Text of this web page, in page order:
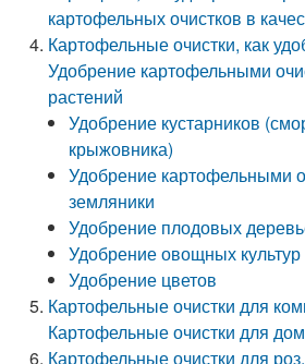
картофельных очистков в
Картофельные очистки, как
Удобрение картофельными
растений
Удобрение кустарников
крыжовника)
Удобрение картофельными
земляники
Удобрение плодовых
Удобрение овощных культур
Удобрение цветов
Картофельные очистки для
Картофельные очистки для
Картофельные очистки для